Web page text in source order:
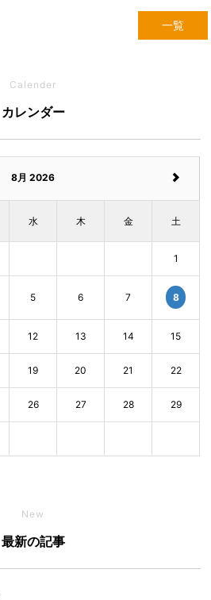
一覧
Calender
カレンダー
8月 2026
水 木 金 土
1
5 6 7 8
12 13 14 15
19 20 21 22
26 27 28 29
New
最新の記事